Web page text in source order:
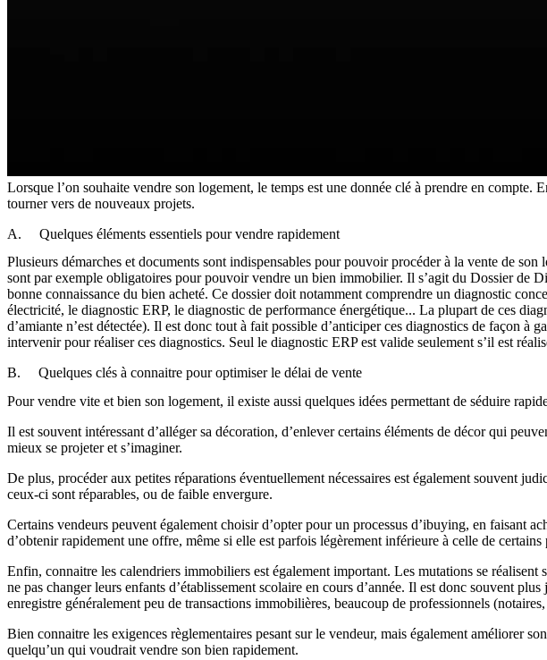
Lorsque l’on souhaite vendre son logement, le temps est une donnée clé à prendre en
tourner vers de nouveaux projets.
A. Quelques éléments essentiels pour vendre rapidement
Plusieurs démarches et documents sont indispensables pour pouvoir procéder à la vente de
sont par exemple obligatoires pour pouvoir vendre un bien immobilier. Il s’agit du Dossier de
bonne connaissance du bien acheté. Ce dossier doit notamment comprendre un diagnostic
électricité, le diagnostic ERP, le diagnostic de performance énergétique... La plupart de ces
d’amiante n’est détectée). Il est donc tout à fait possible d’anticiper ces diagnostics de façon
intervenir pour réaliser ces diagnostics. Seul le diagnostic ERP est valide seulement s’il est
B. Quelques clés à connaitre pour optimiser le délai de vente
Pour vendre vite et bien son logement, il existe aussi quelques idées permettant de séduire
Il est souvent intéressant d’alléger sa décoration, d’enlever certains éléments de décor qui
mieux se projeter et s’imaginer.
De plus, procéder aux petites réparations éventuellement nécessaires est également souvent
ceux-ci sont réparables, ou de faible envergure.
Certains vendeurs peuvent également choisir d’opter pour un processus d’ibuying, en faisant
d’obtenir rapidement une offre, même si elle est parfois légèrement inférieure à celle de certains
Enfin, connaitre les calendriers immobiliers est également important. Les mutations se
ne pas changer leurs enfants d’établissement scolaire en cours d’année. Il est donc souvent
enregistre généralement peu de transactions immobilières, beaucoup de professionnels
Bien connaitre les exigences règlementaires pesant sur le vendeur, mais également améliorer
quelqu’un qui voudrait vendre son bien rapidement.